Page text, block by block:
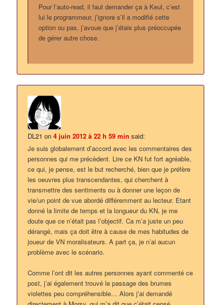
Pour l’auto-read, il faut demander ça à Keul, c’est
lui le programmeur, j’ignore s’il a modifié cette
option ou pas, j’avoue que j’étais plus préoccupée
de gérer autre chose.
DL21 on4 juin 2012 à 22 h 59 min said:
Je suis globalement d’accord avec les commentaires des
personnes qui me précèdent. Lire ce KN fut fort agréable,
ce qui, je pense, est le but recherché, bien que je préfère
les oeuvres plus transcendantes, qui cherchent à
transmettre des sentiments ou à donner une leçon de
vie/un point de vue abordé différemment au lecteur. Etant
donné la limite de temps et la longueur du KN, je me
doute que ce n’était pas l’objectif. Ca m’a juste un peu
dérangé, mais ça doit être à cause de mes habitudes de
joueur de VN moralisateurs. A part ça, je n’ai aucun
problème avec le scénario.
Comme l’ont dit les autres personnes ayant commenté ce
post, j’ai également trouvé le passage des brumes
violettes peu compréhensible… Alors j’ai demandé